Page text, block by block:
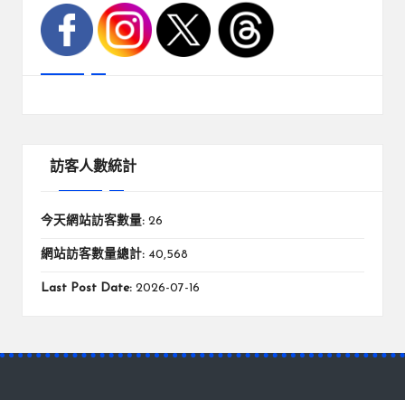
訪客人數統計
今天網站訪客數量: 26
網站訪客數量總計: 40,568
Last Post Date: 2026-07-16